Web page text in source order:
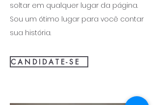
soltar em qualquer lugar da página.
Sou um ótimo lugar para você contar
sua história.
C A N D I D A T E - S E